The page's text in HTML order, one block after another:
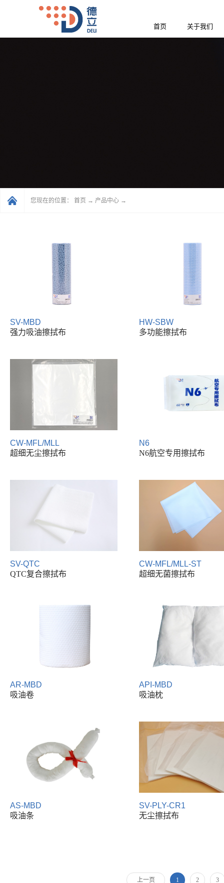
首页 关于我们
您现在的位置： 首页 → 产品中心 →
SV-MBD
强力吸油擦拭布
HW-SBW
多功能擦拭布
CW-MFL/MLL
超细无尘擦拭布
N6
N6航空专用擦拭布
SV-QTC
QTC复合擦拭布
CW-MFL/MLL-ST
超细无菌擦拭布
AR-MBD
吸油卷
API-MBD
吸油枕
AS-MBD
吸油条
SV-PLY-CR1
无尘擦拭布
上一页 1 2 3